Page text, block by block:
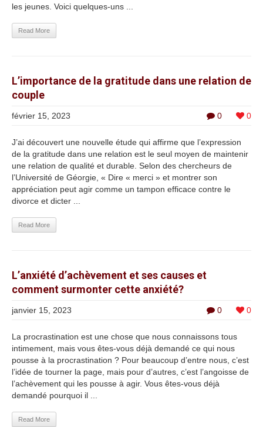
les jeunes. Voici quelques-uns ...
Read More
L’importance de la gratitude dans une relation de
couple
0 0
février 15, 2023
J’ai découvert une nouvelle étude qui affirme que l’expression
de la gratitude dans une relation est le seul moyen de maintenir
une relation de qualité et durable. Selon des chercheurs de
l’Université de Géorgie, « Dire « merci » et montrer son
appréciation peut agir comme un tampon efficace contre le
divorce et dicter ...
Read More
L’anxiété d’achèvement et ses causes et
comment surmonter cette anxiété?
0 0
janvier 15, 2023
La procrastination est une chose que nous connaissons tous
intimement, mais vous êtes-vous déjà demandé ce qui nous
pousse à la procrastination ? Pour beaucoup d’entre nous, c’est
l’idée de tourner la page, mais pour d’autres, c’est l’angoisse de
l’achèvement qui les pousse à agir. Vous êtes-vous déjà
demandé pourquoi il ...
Read More